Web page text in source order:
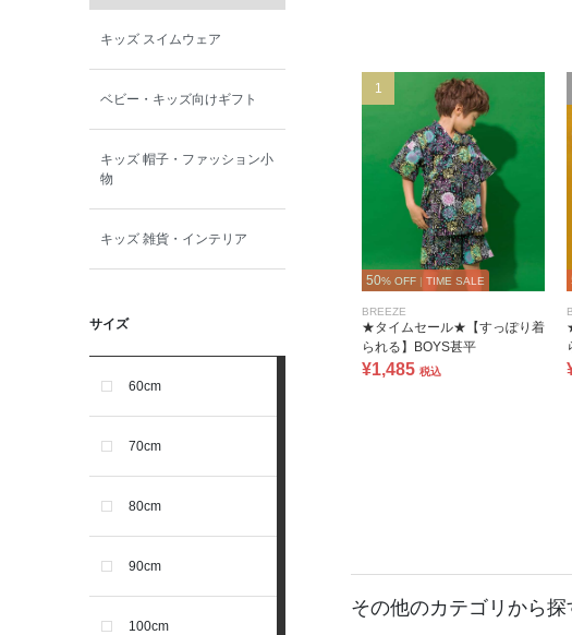
キッズ スイムウェア
ベビー・キッズ向けギフト
キッズ 帽子・ファッション小
物
キッズ 雑貨・インテリア
サイズ
60cm
70cm
80cm
90cm
100cm
1
50% OFF | TIME SALE
BREEZE
★タイムセール★【すっぽり着
られる】BOYS甚平
¥1,485 税込
その他のカテゴリから探